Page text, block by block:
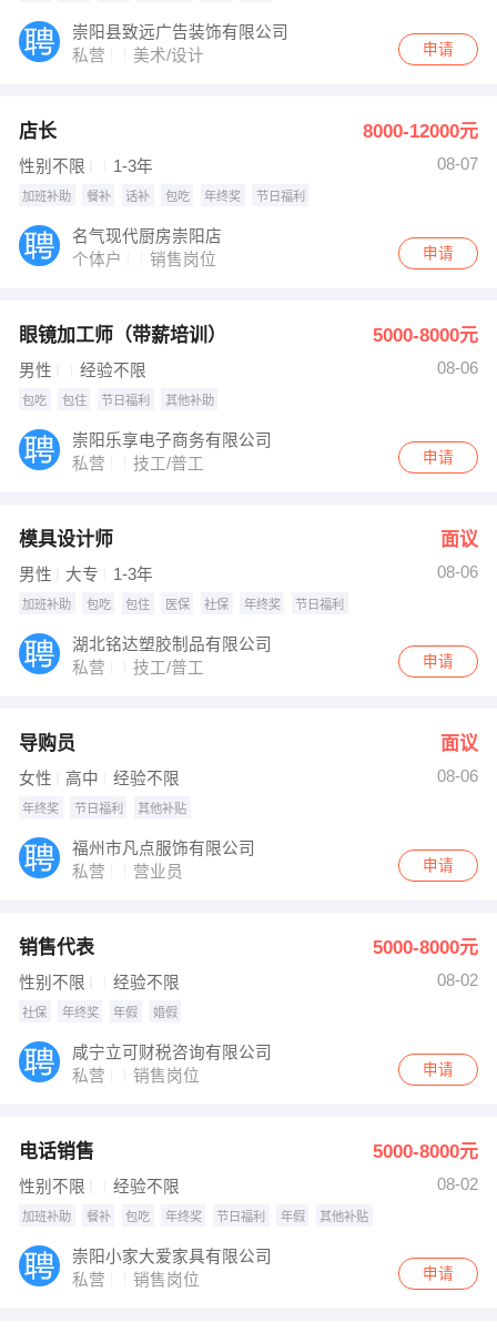
崇阳县致远广告装饰有限公司
私营
美术/设计 申请
店长 8000-12000元
性别不限 1-3年 08-07
加班补助 餐补 话补 包吃 年终奖 节日福利
名气现代厨房崇阳店
个体户
销售岗位 申请
眼镜加工师（带薪培训） 5000-8000元
男性 经验不限 08-06
包吃 包住 节日福利 其他补助
崇阳乐享电子商务有限公司
私营
技工/普工 申请
模具设计师 面议
男性 大专 1-3年 08-06
加班补助 包吃 包住 医保 社保 年终奖 节日福利
湖北铭达塑胶制品有限公司
私营
技工/普工 申请
导购员 面议
女性 高中 经验不限 08-06
年终奖 节日福利 其他补贴
福州市凡点服饰有限公司
私营
营业员 申请
销售代表 5000-8000元
性别不限 经验不限 08-02
社保 年终奖 年假 婚假
咸宁立可财税咨询有限公司
私营
销售岗位 申请
电话销售 5000-8000元
性别不限 经验不限 08-02
加班补助 餐补 包吃 年终奖 节日福利 年假 其他补贴
崇阳小家大爱家具有限公司
私营
销售岗位 申请